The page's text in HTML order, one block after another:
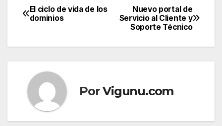
Navegación
Nuevo portal de
Servicio al Cliente y
Soporte Técnico
El ciclo de vida de los
dominios
PorVigunu.com